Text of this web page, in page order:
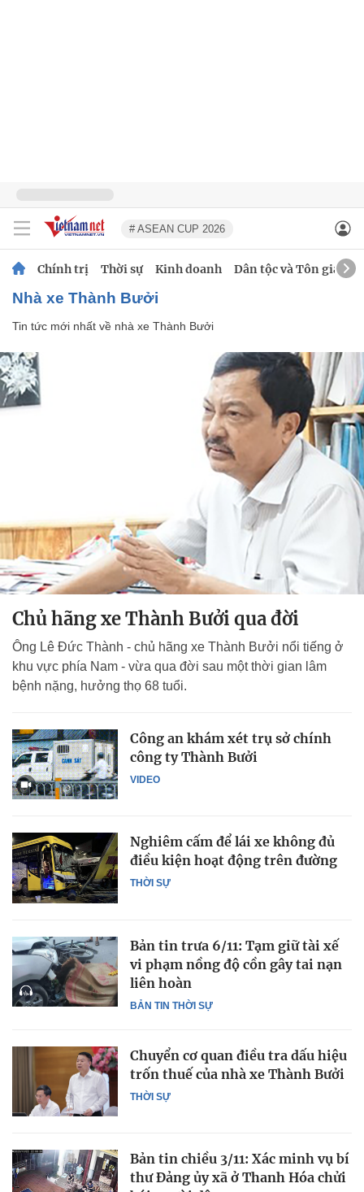
# ASEAN CUP 2026
Chính trị Thời sự Kinh doanh Dân tộc và Tôn giáo
nhà xe Thành Bưởi
Tin tức mới nhất về nhà xe Thành Bưởi
Chủ hãng xe Thành Bưởi qua đời
Ông Lê Đức Thành - chủ hãng xe Thành Bưởi nổi tiếng ở
khu vực phía Nam - vừa qua đời sau một thời gian lâm
bệnh nặng, hưởng thọ 68 tuổi.
VIDEO
Công an khám xét trụ sở chính
công ty Thành Bưởi
THỜI SỰ
Nghiêm cấm để lái xe không đủ
điều kiện hoạt động trên đường
BẢN TIN THỜI SỰ
Bản tin trưa 6/11: Tạm giữ tài xế
vi phạm nồng độ cồn gây tai nạn
liên hoàn
THỜI SỰ
Chuyển cơ quan điều tra dấu hiệu
trốn thuế của nhà xe Thành Bưởi
Bản tin chiều 3/11: Xác minh vụ bí
thư Đảng ủy xã ở Thanh Hóa chửi